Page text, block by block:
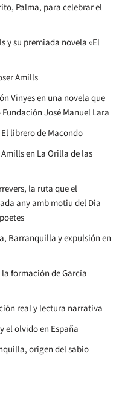
Palma, para celebrar el
y su premiada novela «El
Amills
Vinyes en una novela que
José Manuel Lara
librero de Macondo
en La Orilla de las
la ruta que el
any amb motiu del Dia
Barranquilla y expulsión en
formación de García
real y lectura narrativa
el olvido en España
origen del sabio